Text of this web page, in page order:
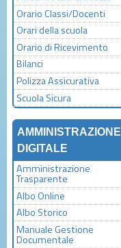
Orario Classi/Docenti
Orari della scuola
Orario di Ricevimento
Bilanci
Polizza Assicurativa
Scuola Sicura
AMMINISTRAZIONE
DIGITALE
Amministrazione
Trasparente
Albo Online
Albo Storico
Manuale Gestione
Documentale